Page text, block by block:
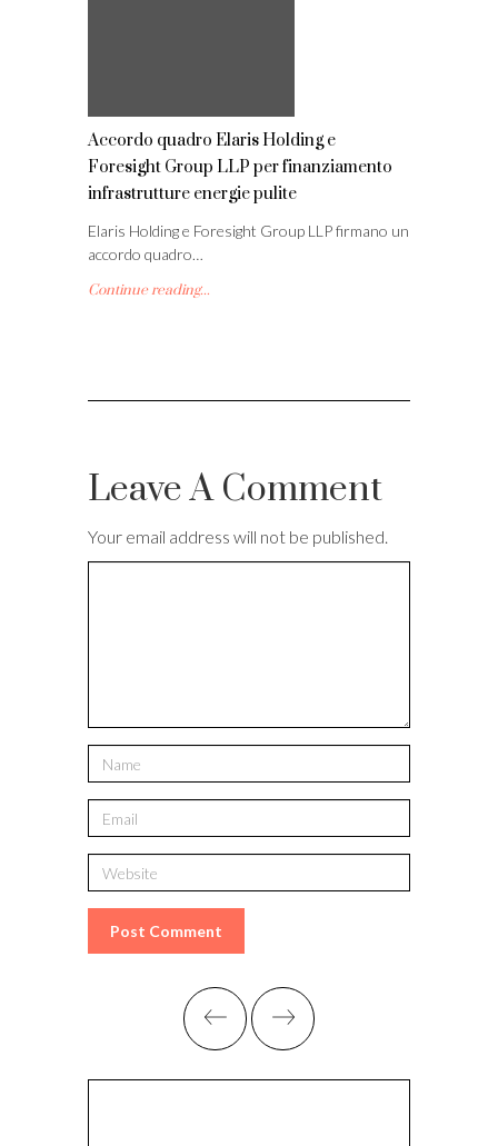
Accordo quadro Elaris Holding e
Foresight Group LLP per finanziamento
infrastrutture energie pulite
Elaris Holding e Foresight Group LLP firmano un
accordo quadro…
Continue reading...
Leave A Comment
Your email address will not be published.